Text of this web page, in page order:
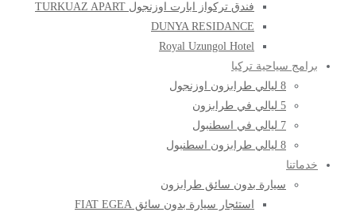
فندق تركواز ابارت اوزنجول TURKUAZ APART
DUNYA RESIDANCE
Royal Uzungol Hotel
برامج سياحية تركيا
8 ليالي طرابزون اوزنجول
5 ليالي في طرابزون
7 ليالي في اسطنبول
8 ليالي طرابزون اسطنبول
خدماتنا
سيارة بدون سائق طرابزون
استئجار سيارة بدون سائق FIAT EGEA